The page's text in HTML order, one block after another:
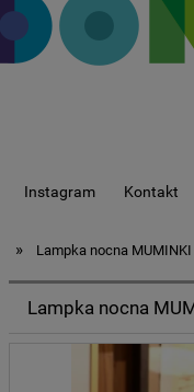
Instagram Kontakt
» Lampka nocna MUMINKI
Lampka nocna